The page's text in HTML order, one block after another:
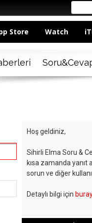
Store Watch
Hoş geldiniz,
Sihirli Elma Soru &
kısa zamanda
sorun ve diğer
Detaylı bilgi için